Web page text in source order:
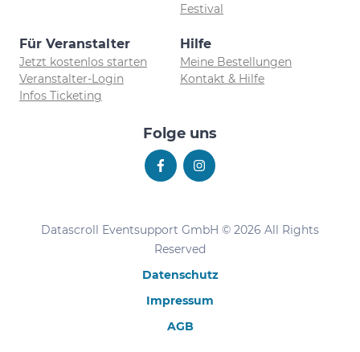
Festival
Für Veranstalter
Jetzt kostenlos starten
Veranstalter-Login
Infos Ticketing
Hilfe
Meine Bestellungen
Kontakt & Hilfe
Folge uns
Datascroll Eventsupport GmbH © 2026 All Rights
Reserved
Datenschutz
Impressum
AGB